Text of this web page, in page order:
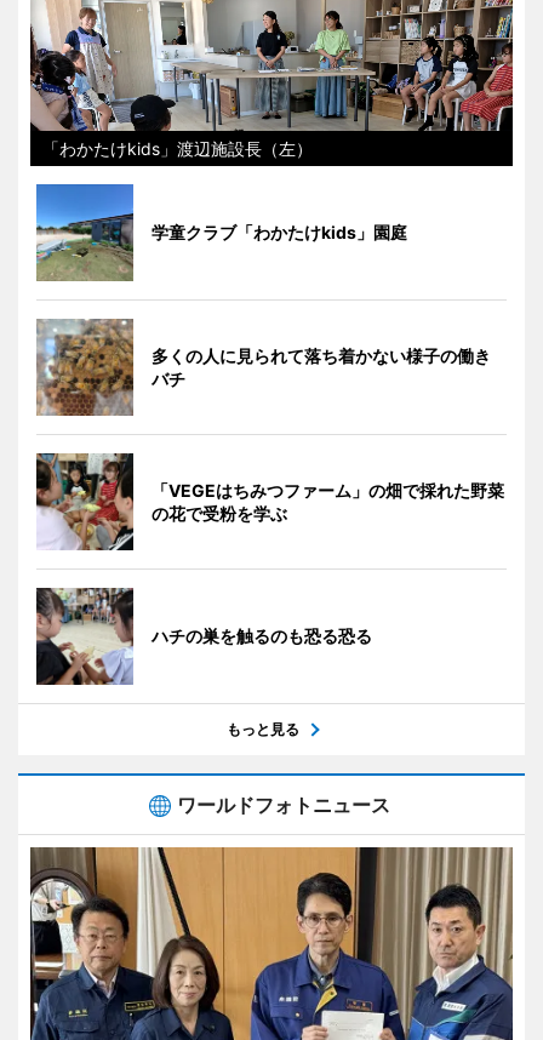
「わかたけkids」渡辺施設長（左）
学童クラブ「わかたけkids」園庭
多くの人に見られて落ち着かない様子の働き
バチ
「VEGEはちみつファーム」の畑で採れた野菜
の花で受粉を学ぶ
ハチの巣を触るのも恐る恐る
もっと見る
ワールドフォトニュース